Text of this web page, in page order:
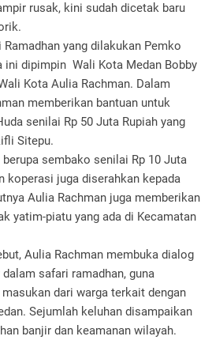
rusak, kini sudah dicetak baru
yang dilakukan Pemko
ini dipimpin Wali Kota Medan Bobby
Kota Aulia Rachman. Dalam
memberikan bantuan untuk
senilai Rp 50 Juta Rupiah yang
Sitepu.
sembako senilai Rp 10 Juta
koperasi juga diserahkan kepada
Aulia Rachman juga memberikan
yatim-piatu yang ada di Kecamatan
Aulia Rachman membuka dialog
safari ramadhan, guna
dari warga terkait dengan
Sejumlah keluhan disampaikan
banjir dan keamanan wilayah.